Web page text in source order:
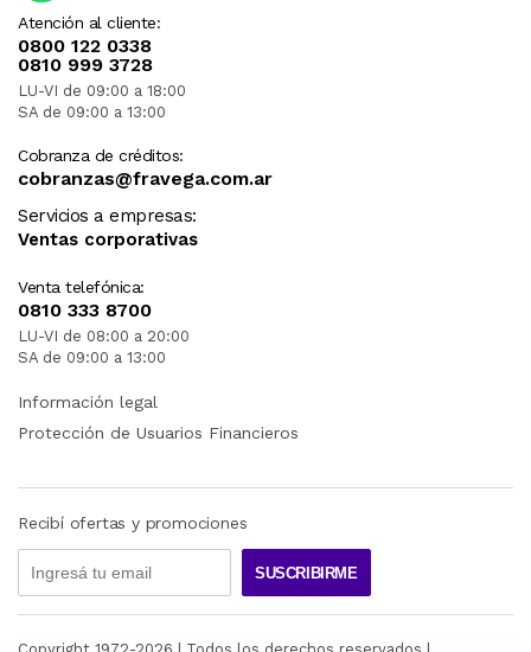
Atención al cliente:
0800 122 0338
0810 999 3728
LU-VI de 09:00 a 18:00
SA de 09:00 a 13:00
Cobranza de créditos:
cobranzas@fravega.com.ar
Servicios a empresas:
Ventas corporativas
Venta telefónica:
0810 333 8700
LU-VI de 08:00 a 20:00
SA de 09:00 a 13:00
Información legal
Protección de Usuarios Financieros
Recibí ofertas y promociones
SUSCRIBIRME